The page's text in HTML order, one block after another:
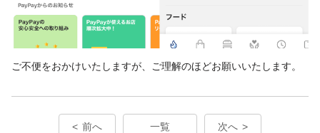
ご不便をおかけいたしますが、ご理解のほどお願いいたします。
前へ 一覧 次へ